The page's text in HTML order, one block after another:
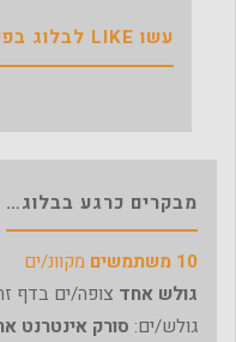
עשו LIKE לבלוג בפייסבוק
מבקרים כרגע בבלוג…
10 משתמשים
מקוונ/ים
גולש אחד צופה/ים בדף
גולש/ים: סורק אינטרנט